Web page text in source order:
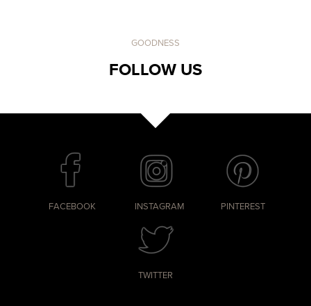
GOODNESS
FOLLOW US
FACEBOOK INSTAGRAM PINTEREST
TWITTER